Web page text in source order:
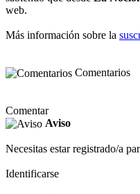
web.
Más información sobre la
Comentarios
Comentar
Aviso
Necesitas estar registrado/a
Identificarse